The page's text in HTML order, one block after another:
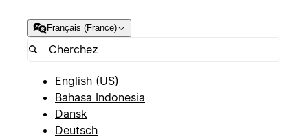
Français (France)
English (US)
Bahasa Indonesia
Dansk
Deutsch